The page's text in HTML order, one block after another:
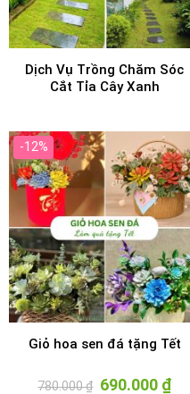
Dịch Vụ Trồng Chăm Sóc
Cắt Tỉa Cây Xanh
-12%
Giỏ hoa sen đá tặng Tết
780.000₫ Giá
690.000 ₫Giá